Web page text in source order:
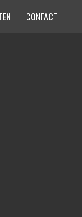
CONTACT